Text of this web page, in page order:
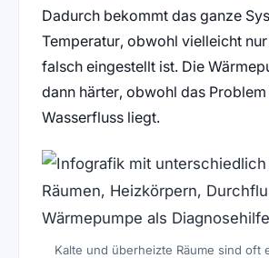
Dadurch bekommt das ganze
Temperatur, obwohl vielleicht
falsch eingestellt ist. Die
dann härter, obwohl das
Wasserfluss liegt.
Kalte und überheizte Räume sind oft